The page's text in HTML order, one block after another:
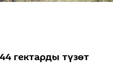
гектарды түзөт